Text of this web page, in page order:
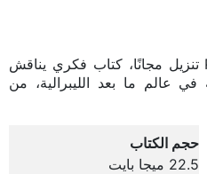
تحميل كتاب بعد الليبرالية PDF تنزيل مجانًا، كتاب فكري يناقش
في عالم ما بعد الليبرالية، من
حجم الكتاب
22.5 ميجا بايت